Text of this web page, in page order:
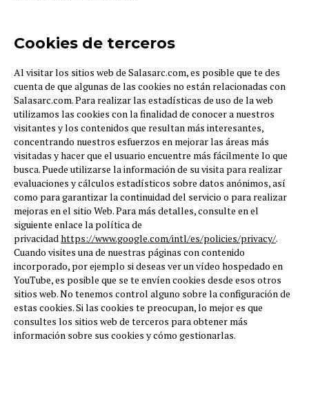
Cookies de terceros
Al visitar los sitios web de Salasarc.com, es posible que te des
cuenta de que algunas de las cookies no están relacionadas con
Salasarc.com. Para realizar las estadísticas de uso de la web
utilizamos las cookies con la finalidad de conocer a nuestros
visitantes y los contenidos que resultan más interesantes,
concentrando nuestros esfuerzos en mejorar las áreas más
visitadas y hacer que el usuario encuentre más fácilmente lo que
busca. Puede utilizarse la información de su visita para realizar
evaluaciones y cálculos estadísticos sobre datos anónimos, así
como para garantizar la continuidad del servicio o para realizar
mejoras en el sitio Web. Para más detalles, consulte en el
siguiente enlace la política de
privacidadhttps://www.google.com/intl/es/policies/privacy/.
Cuando visites una de nuestras páginas con contenido
incorporado, por ejemplo si deseas ver un vídeo hospedado en
YouTube, es posible que se te envíen cookies desde esos otros
sitios web. No tenemos control alguno sobre la configuración de
estas cookies. Si las cookies te preocupan, lo mejor es que
consultes los sitios web de terceros para obtener más
información sobre sus cookies y cómo gestionarlas.